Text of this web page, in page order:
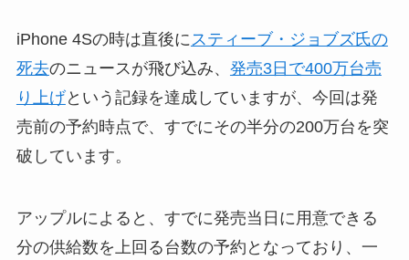
iPhone 4Sの時は直後にスティーブ・ジョブズ氏の
死去のニュースが飛び込み、 発売3日で400万台売
り上げという記録を達成していますが、今回は発
売前の予約時点で、すでにその半分の200万台を突
破しています。
アップルによると、すでに発売当日に用意できる
分の供給数を上回る台数の予約となっており、一